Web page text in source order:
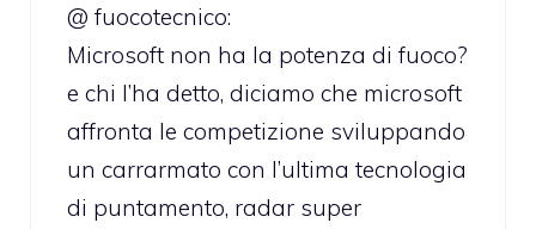
@ fuocotecnico:
Microsoft non ha la potenza di fuoco?
e chi l’ha detto, diciamo che microsoft
affronta le competizione sviluppando
un carrarmato con l’ultima tecnologia
di puntamento, radar super